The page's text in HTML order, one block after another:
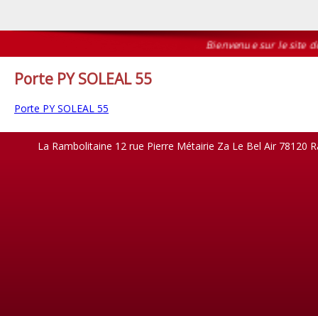
Bienvenue sur le site de
Porte PY SOLEAL 55
Porte PY SOLEAL 55
La Rambolitaine 12 rue Pierre Métairie Za Le Bel Air